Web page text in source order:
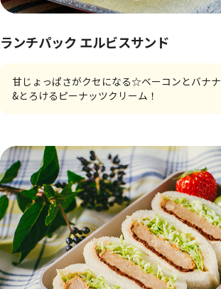
ランチパック エルビスサンド
甘じょっぱさがクセになる☆ベーコンとバナナ
&とろけるピーナッツクリーム！